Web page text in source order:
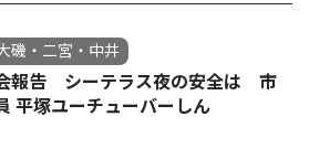
磯・二宮・中井
報告 シーテラス夜の安全は 市
平塚ユーチューバーしん